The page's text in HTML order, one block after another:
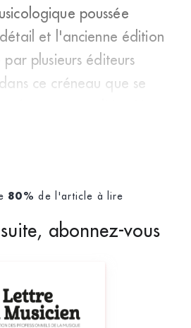
poussée
et l'ancienne édition
plusieurs éditeurs
ce créneau que se
80% de l'article à lire
abonnez-vous